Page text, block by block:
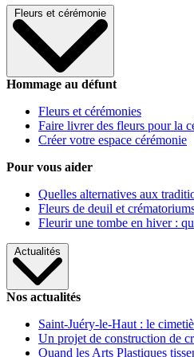
Fleurs et cérémonie
Hommage au défunt
Fleurs et cérémonies
Faire livrer des fleurs pour la
Créer votre espace cérémonie
Pour vous aider
Quelles alternatives aux
Fleurs de deuil et
Fleurir une tombe en hiver :
Actualités
Nos actualités
Saint-Juéry-le-Haut : le
Un projet de construction de
Quand les Arts Plastiques